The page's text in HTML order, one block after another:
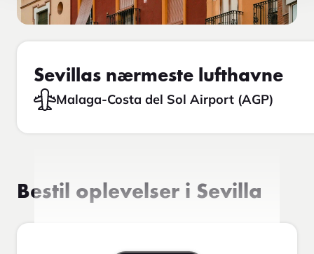
Sevillas nærmeste lufthavne
Malaga-Costa del Sol Airport (AGP)
Bestil oplevelser i Sevilla